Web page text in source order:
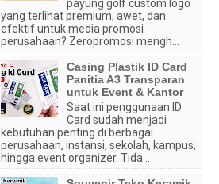
payung golf custom logo
yang terlihat premium, awet, dan
efektif untuk media promosi
perusahaan? Zeropromosi mengh...
Casing Plastik ID Card
Panitia A3 Transparan
untuk Event & Kantor
Saat ini penggunaan ID
Card sudah menjadi
kebutuhan penting di berbagai
perusahaan, instansi, sekolah, kampus,
hingga event organizer. Tida...